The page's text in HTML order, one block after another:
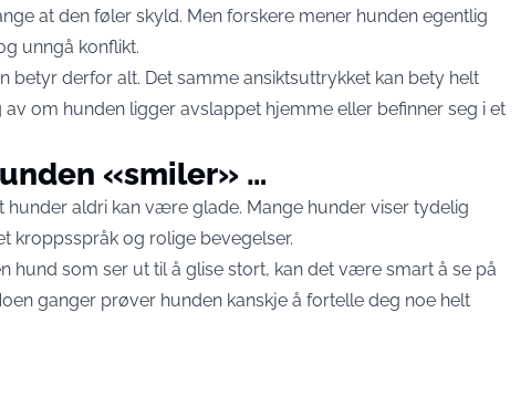
at den føler skyld. Men forskere mener hunden egentlig
unngå konflikt.
betyr derfor alt. Det samme ansiktsuttrykket kan bety helt
om hunden ligger avslappet hjemme eller befinner seg i et
«smiler» …
hunder aldri kan være glade. Mange hunder viser tydelig
kroppsspråk og rolige bevegelser.
hund som ser ut til å glise stort, kan det være smart å se på
ganger prøver hunden kanskje å fortelle deg noe helt